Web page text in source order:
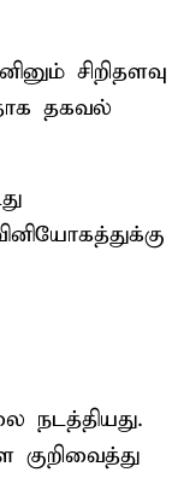
சிறிதளவு
தகவல்
நடத்தியது.
குறிவைத்து